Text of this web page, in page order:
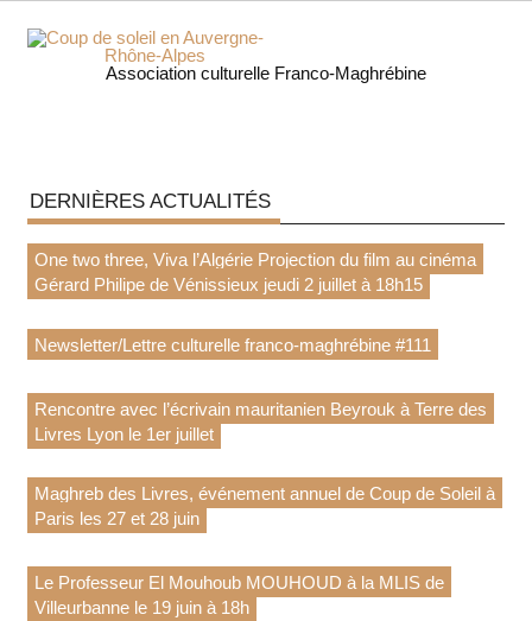
Skip
content
Coup
Association culturelle Franco-Maghrébine
DERNIÈRES ACTUALITÉS
One two three, Viva l’Algérie Projection du film au cinéma
Gérard Philipe de Vénissieux jeudi 2 juillet à 18h15
Newsletter/Lettre culturelle franco-maghrébine #111
Rencontre avec l’écrivain mauritanien Beyrouk à Terre des
Livres Lyon le 1er juillet
Maghreb des Livres, événement annuel de Coup de Soleil à
Paris les 27 et 28 juin
Le Professeur El Mouhoub MOUHOUD à la MLIS de
Villeurbanne le 19 juin à 18h